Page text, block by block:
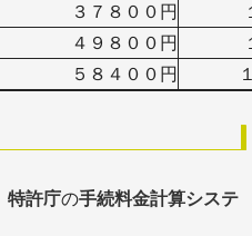
３７８００円
４９８００円
５８４００円
特許庁の手続料金計算システ